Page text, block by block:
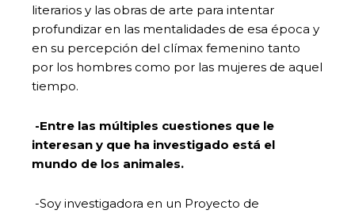
literarios y las obras de arte para intentar
profundizar en las mentalidades de esa época y
en su percepción del clímax femenino tanto
por los hombres como por las mujeres de aquel
tiempo.
-Entre las múltiples cuestiones que le
interesan y que ha investigado está el
mundo de los animales.
-Soy investigadora en un Proyecto de